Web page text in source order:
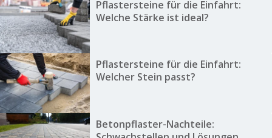
Pflastersteine für die Einfahrt:
Welche Stärke ist ideal?
Pflastersteine für die Einfahrt:
Welcher Stein passt?
Betonpflaster-Nachteile: